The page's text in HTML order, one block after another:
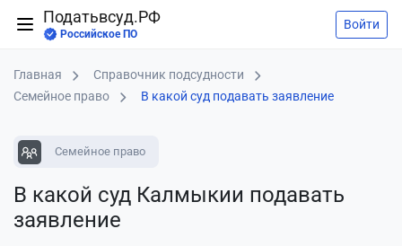
Податьвсуд.РФ
Российское ПО
Войти
Главная
Справочник подсудности
Семейное право
В какой суд подавать заявление
Семейное право
В какой суд Калмыкии подавать
заявление